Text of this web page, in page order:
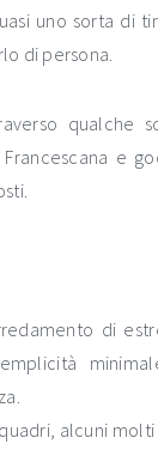
uno sorta di
di persona.
qualche
Francescana e
di
alcuni